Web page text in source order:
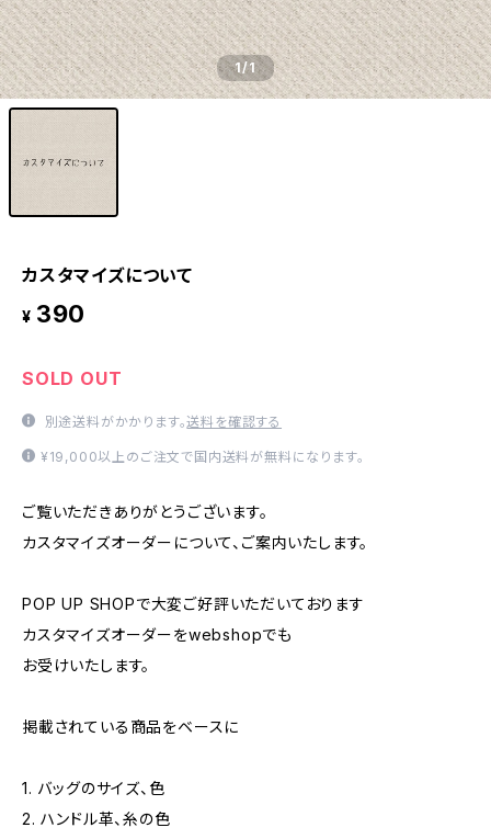
1/1
カスタマイズについて
¥ 390
SOLD OUT
別途送料がかかります。送料を確認する
¥19,000以上のご注文で国内送料が無料になります。
ご覧いただきありがとうございます。
カスタマイズオーダーについて、ご案内いたします。
POP UP SHOPで大変ご好評いただいております
カスタマイズオーダーをwebshopでも
お受けいたします。
掲載されている商品をベースに
1. バッグのサイズ、色
2. ハンドル革、糸の色